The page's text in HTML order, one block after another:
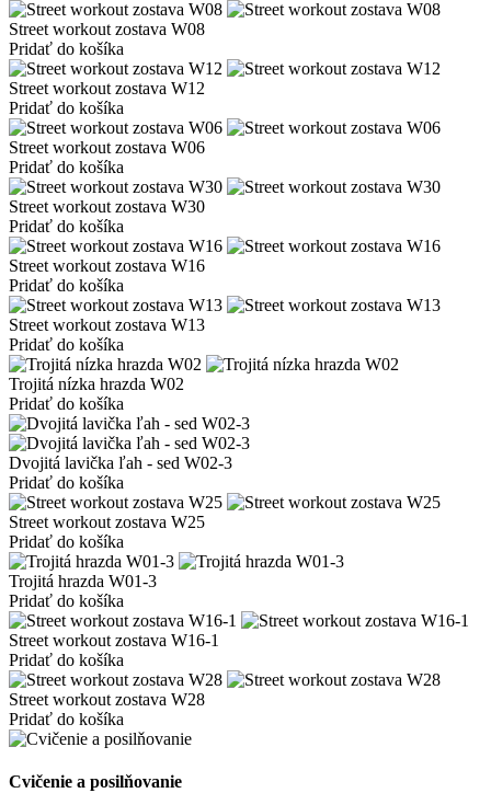
Street workout zostava W08
Pridať do košíka
Street workout zostava W12
Pridať do košíka
Street workout zostava W06
Pridať do košíka
Street workout zostava W30
Pridať do košíka
Street workout zostava W16
Pridať do košíka
Street workout zostava W13
Pridať do košíka
Trojitá nízka hrazda W02
Pridať do košíka
Dvojitá lavička ľah - sed W02-3
Pridať do košíka
Street workout zostava W25
Pridať do košíka
Trojitá hrazda W01-3
Pridať do košíka
Street workout zostava W16-1
Pridať do košíka
Street workout zostava W28
Pridať do košíka
Cvičenie a posilňovanie